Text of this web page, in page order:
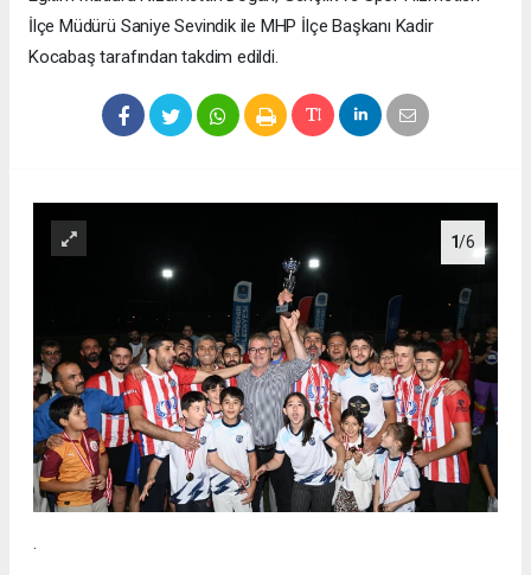
İlçe Müdürü Saniye Sevindik ile MHP İlçe Başkanı Kadir
Kocabaş tarafından takdim edildi.
1/6